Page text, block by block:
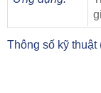
Thông số kỹ thuật